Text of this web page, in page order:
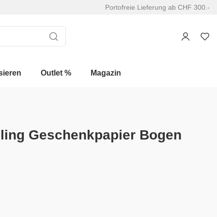
Portofreie Lieferung ab CHF 300.-
Outlet % Magazin
Geschenkpapier Bogen